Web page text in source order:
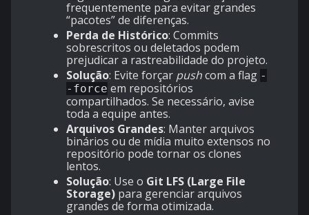
frequentemente para evitar grandes
“pacotes” de diferenças.
Perda de Histórico: Commits
sobrescritos ou deletados podem
prejudicar a rastreabilidade do projeto.
Solução: Evite forçar pushcom a flag -
-force em repositórios
compartilhados. Se necessário, avise
toda a equipe antes.
Arquivos Grandes: Manter arquivos
binários ou de mídia muito extensos no
repositório pode tornar os clones
lentos.
Solução: Use o Git LFS (Large File
Storage) para gerenciar arquivos
grandes de forma otimizada.